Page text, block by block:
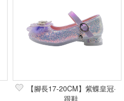
【腳長17-20CM】紫蝶皇冠·
跟鞋